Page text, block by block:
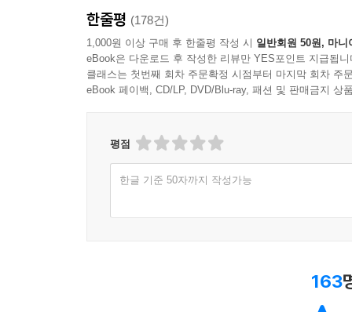
한줄평 (178건)
1,000원 이상 구매 후 한줄평 작성 시 일반회원 50원, 마니
eBook은 다운로드 후 작성한 리뷰만 YES포인트 지급됩니
클래스는 첫번째 회차 주문확정 시점부터 마지막 회차 주
eBook 페이백, CD/LP, DVD/Blu-ray, 패션 및 판매금지 상
평점
한글 기준 50자까지 작성가능
163